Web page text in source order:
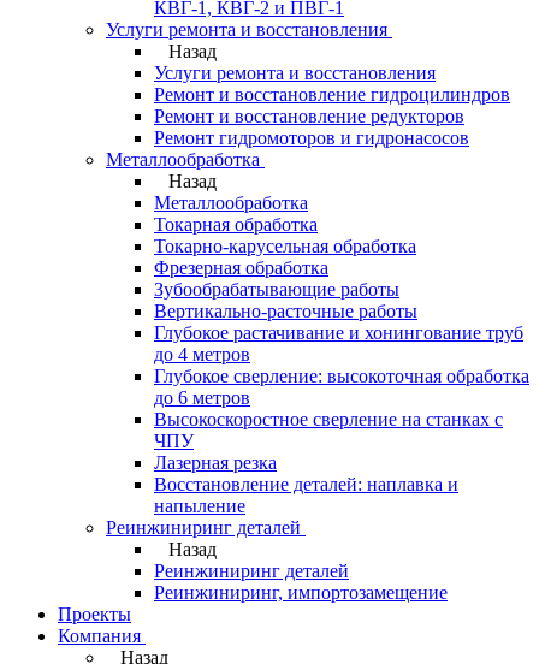
КВГ-1, КВГ-2 и ПВГ-1
Услуги ремонта и восстановления
Назад
Услуги ремонта и восстановления
Ремонт и восстановление гидроцилиндров
Ремонт и восстановление редукторов
Ремонт гидромоторов и гидронасосов
Металлообработка
Назад
Металлообработка
Токарная обработка
Токарно-карусельная обработка
Фрезерная обработка
Зубообрабатывающие работы
Вертикально-расточные работы
Глубокое растачивание и хонингование труб
до 4 метров
Глубокое сверление: высокоточная обработка
до 6 метров
Высокоскоростное сверление на станках с
ЧПУ
Лазерная резка
Восстановление деталей: наплавка и
напыление
Реинжиниринг деталей
Назад
Реинжиниринг деталей
Реинжиниринг, импортозамещение
Проекты
Компания
Назад